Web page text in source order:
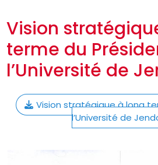
Vision
terme du
l’Université de
Vision stratégique à long
l’Université de